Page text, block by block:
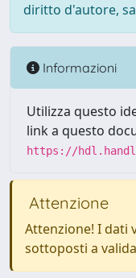
diritto d'autore,
Informazioni
Utilizza questo
link a questo
https://
Attenzione
Attenzione! I dati
sottoposti a